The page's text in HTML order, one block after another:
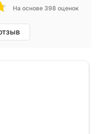
На основе 398 оценок